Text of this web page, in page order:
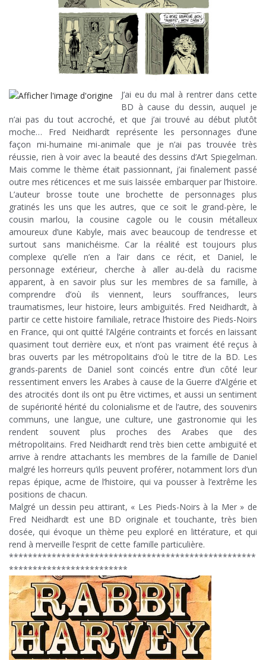
J’ai eu du mal à rentrer dans cette
BD à cause du dessin, auquel je
n’ai pas du tout accroché, et que j’ai trouvé au début plutôt
moche… Fred Neidhardt représente les personnages d’une
façon mi-humaine mi-animale que je n’ai pas trouvée très
réussie, rien à voir avec la beauté des dessins d’Art Spiegelman.
Mais comme le thème était passionnant, j’ai finalement passé
outre mes réticences et me suis laissée embarquer par l’histoire.
L’auteur brosse toute une brochette de personnages plus
gratinés les uns que les autres, que ce soit le grand-père, le
cousin marlou, la cousine cagole ou le cousin métalleux
amoureux d’une Kabyle, mais avec beaucoup de tendresse et
surtout sans manichéisme. Car la réalité est toujours plus
complexe qu’elle n’en a l’air dans ce récit, et Daniel, le
personnage extérieur, cherche à aller au-delà du racisme
apparent, à en savoir plus sur les membres de sa famille, à
comprendre d’où ils viennent, leurs souffrances, leurs
traumatismes, leur histoire, leurs ambiguïtés. Fred Neidhardt, à
partir ce cette histoire familiale, retrace l’histoire des Pieds-Noirs
en France, qui ont quitté l’Algérie contraints et forcés en laissant
quasiment tout derrière eux, et n’ont pas vraiment été reçus à
bras ouverts par les métropolitains d’où le titre de la BD. Les
grands-parents de Daniel sont coincés entre d’un côté leur
ressentiment envers les Arabes à cause de la Guerre d’Algérie et
des atrocités dont ils ont pu être victimes, et aussi un sentiment
de supériorité hérité du colonialisme et de l’autre, des souvenirs
communs, une langue, une culture, une gastronomie qui les
rendent souvent plus proches des Arabes que des
métropolitains. Fred Neidhardt rend très bien cette ambiguïté et
arrive à rendre attachants les membres de la famille de Daniel
malgré les horreurs qu’ils peuvent proférer, notamment lors d’un
repas épique, acme de l’histoire, qui va pousser à l’extrême les
positions de chacun.
Malgré un dessin peu attirant, « Les Pieds-Noirs à la Mer » de
Fred Neidhardt est une BD originale et touchante, très bien
dosée, qui évoque un thème peu exploré en littérature, et qui
rend à merveille l’esprit de cette famille particulière.
****************************************************
*************************